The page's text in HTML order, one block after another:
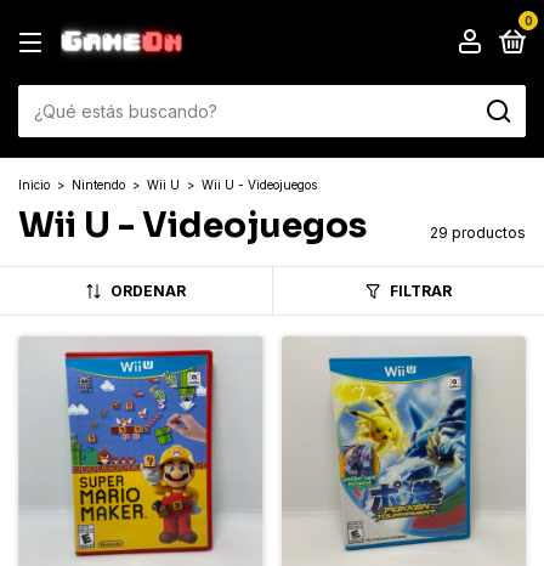
0
Inicio > Nintendo > Wii U > Wii U - Videojuegos
Wii U - Videojuegos 29 productos
ORDENAR FILTRAR